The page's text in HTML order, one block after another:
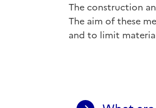
The construction
The aim of these
and to limit